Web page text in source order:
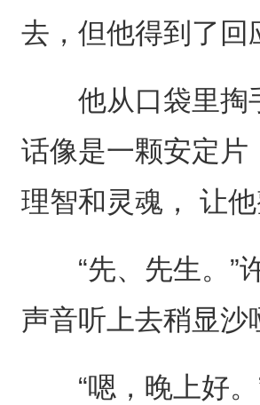
去，但他得到了回
他从口袋里掏手
话像是一颗安定片
理智和灵魂， 让
“先、先生。”许
声音听上去稍显沙
“嗯，晚上好。”